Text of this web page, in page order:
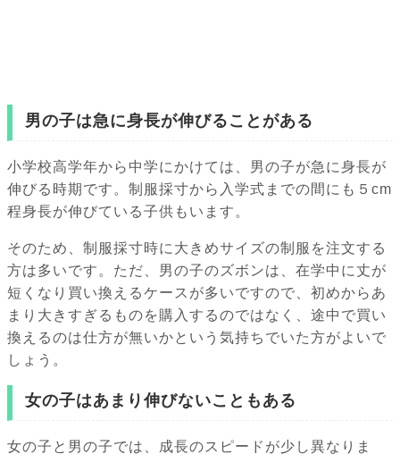
男の子は急に身長が伸びることがある
小学校高学年から中学にかけては、男の子が急に身長が
伸びる時期です。制服採寸から入学式までの間にも５cm
程身長が伸びている子供もいます。
そのため、制服採寸時に大きめサイズの制服を注文する
方は多いです。ただ、男の子のズボンは、在学中に丈が
短くなり買い換えるケースが多いですので、初めからあ
まり大きすぎるものを購入するのではなく、途中で買い
換えるのは仕方が無いかという気持ちでいた方がよいで
しょう。
女の子はあまり伸びないこともある
女の子と男の子では、成長のスピードが少し異なりま